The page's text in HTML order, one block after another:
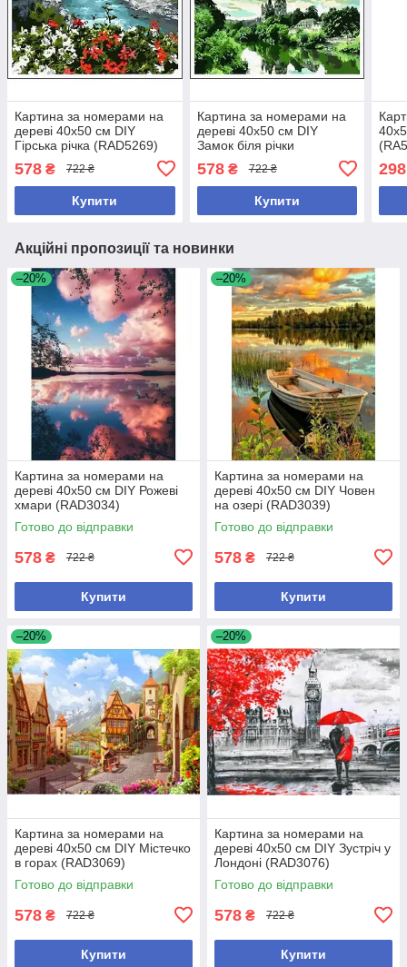
Картина за номерами на
дереві 40х50 см DIY
Гірська річка (RAD5269)
578 ₴ 722 ₴
Купити
Картина за номерами на
дереві 40х50 см DIY
Замок біля річки
578₴ 722 ₴
Купити
298
Акційні пропозиції та новинки
–20%
Картина за номерами на
дереві 40х50 см DIY Рожеві
хмари (RAD3034)
Готово до відправки
578 ₴ 722 ₴
Купити
–20%
Картина за номерами на
дереві 40х50 см DIY Човен
на озері (RAD3039)
Готово до відправки
578 ₴ 722 ₴
Купити
–20%
Картина за номерами на
дереві 40х50 см DIY Містечко
в горах (RAD3069)
Готово до відправки
578 ₴ 722 ₴
Купити
–20%
Картина за номерами на
дереві 40х50 см DIY Зустріч у
Лондоні (RAD3076)
Готово до відправки
578 ₴ 722 ₴
Купити